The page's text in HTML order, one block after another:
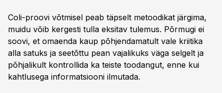
Coli-proovi võtmisel peab täpselt metoodikat järgima,
muidu võib kergesti tulla eksitav tulemus. Põrmugi ei
soovi, et omaenda kaup põhjendamatult vale kriitika
alla satuks ja seetõttu pean vajalikuks väga selgelt ja
põhjalikult kontrollida ka teiste toodangut, enne kui
kahtlusega informatsiooni ilmutada.